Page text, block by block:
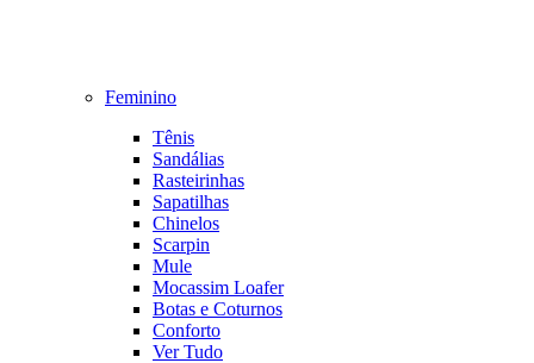
Feminino
Tênis
Sandálias
Rasteirinhas
Sapatilhas
Chinelos
Scarpin
Mule
Mocassim Loafer
Botas e Coturnos
Conforto
Ver Tudo